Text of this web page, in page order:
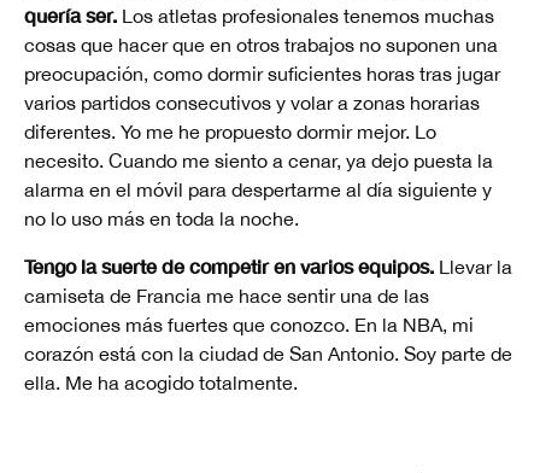
quería ser. Los atletas profesionales tenemos muchas
cosas que hacer que en otros trabajos no suponen una
preocupación, como dormir suficientes horas tras jugar
varios partidos consecutivos y volar a zonas horarias
diferentes. Yo me he propuesto dormir mejor. Lo
necesito. Cuando me siento a cenar, ya dejo puesta la
alarma en el móvil para despertarme al día siguiente y
no lo uso más en toda la noche.
Tengo la suerte de competir en varios equipos. Llevar la
camiseta de Francia me hace sentir una de las
emociones más fuertes que conozco. En la NBA, mi
corazón está con la ciudad de San Antonio. Soy parte de
ella. Me ha acogido totalmente.